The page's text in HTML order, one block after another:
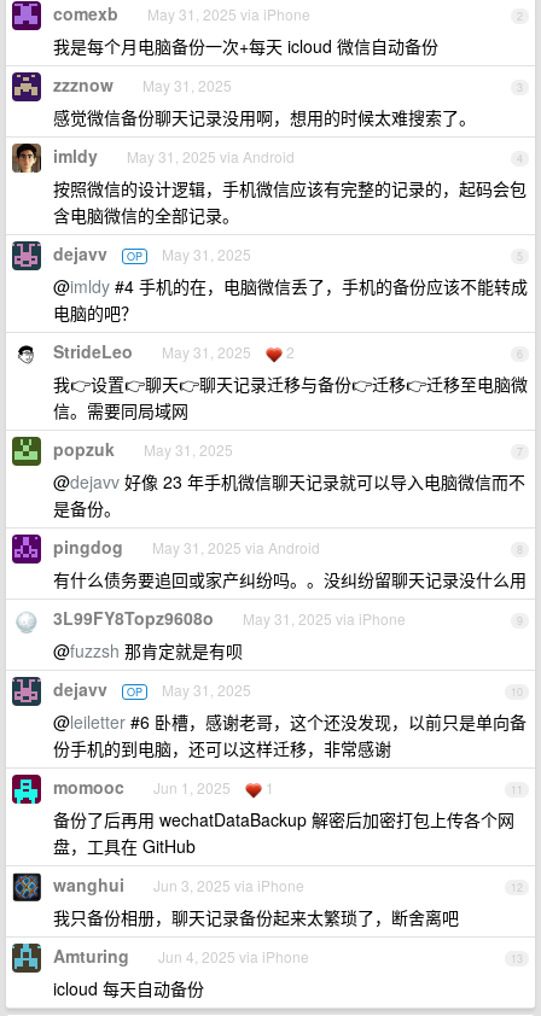
2
comexb May 31, 2025 via iPhone
我是每个月电脑备份一次+每天 icloud 微信自动备份
3
zzznow May 31, 2025
感觉微信备份聊天记录没用啊，想用的时候太难搜索了。
4
imldy May 31, 2025 via Android
按照微信的设计逻辑，手机微信应该有完整的记录的，起码会包
含电脑微信的全部记录。
5
dejavv OP May 31, 2025
@imldy #4 手机的在，电脑微信丢了，手机的备份应该不能转成
电脑的吧？
6
StrideLeo May 31, 2025 2
我👉设置👉聊天👉聊天记录迁移与备份👉迁移👉迁移至电脑微
信。需要同局域网
7
popzuk May 31, 2025
@dejavv 好像 23 年手机微信聊天记录就可以导入电脑微信而不
是备份。
8
pingdog May 31, 2025 via Android
有什么债务要追回或家产纠纷吗。。没纠纷留聊天记录没什么用
9
3L99FY8Topz9608o May 31, 2025 via iPhone
@fuzzsh 那肯定就是有呗
10
dejavv OP May 31, 2025
@leiletter #6 卧槽，感谢老哥，这个还没发现，以前只是单向备
份手机的到电脑，还可以这样迁移，非常感谢
11
momooc Jun 1, 2025 1
备份了后再用 wechatDataBackup 解密后加密打包上传各个网
盘，工具在 GitHub
12
wanghui Jun 3, 2025 via iPhone
我只备份相册，聊天记录备份起来太繁琐了，断舍离吧
13
Amturing Jun 4, 2025 via iPhone
icloud 每天自动备份